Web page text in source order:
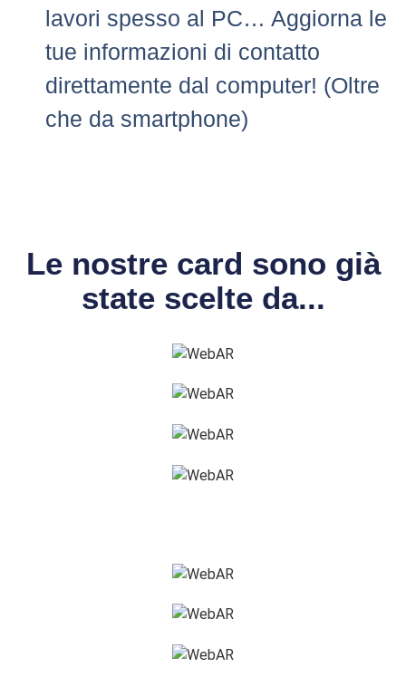
lavori spesso al PC… Aggiorna le
tue informazioni di contatto
direttamente dal computer! (Oltre
che da smartphone)
Le nostre card sono già
state scelte da...